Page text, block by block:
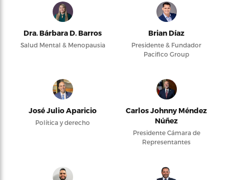
Dra. Bárbara D. Barros
Salud Mental & Menopausia
Brian Díaz
Presidente & Fundador
Pacifico Group
José Julio Aparicio
Política y derecho
Carlos Johnny Méndez
Núñez
Presidente Cámara de
Representantes